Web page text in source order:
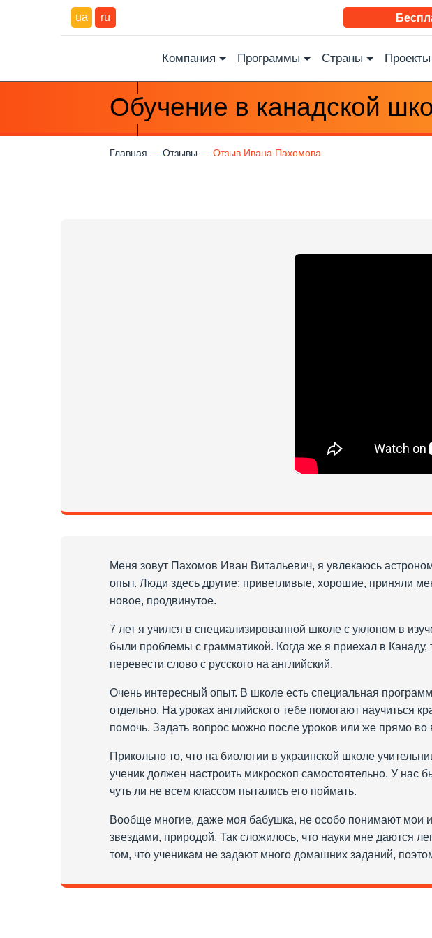
ua ru
Компания Программы Страны Проекты
Обучение в канадской
Главная Отзывы Отзыв Ивана Пахомова
Меня зовут Пахомов Иван Витальевич, я увлекаюсь
опыт. Люди здесь другие: приветливые, хорошие, приняли
новое, продвинутое.
7 лет я учился в специализированной школе с уклоном в
были проблемы с грамматикой. Когда же я приехал в
перевести слово с русского на английский.
Очень интересный опыт. В школе есть специальная
отдельно. На уроках английского тебе помогают научиться
помочь. Задать вопрос можно после уроков или же прямо во
Прикольно то, что на биологии в украинской школе
ученик должен настроить микроскоп самостоятельно. У нас
чуть ли не всем классом пытались его поймать.
Вообще многие, даже моя бабушка, не особо понимают мои
звездами, природой. Так сложилось, что науки мне даются
том, что ученикам не задают много домашних заданий,